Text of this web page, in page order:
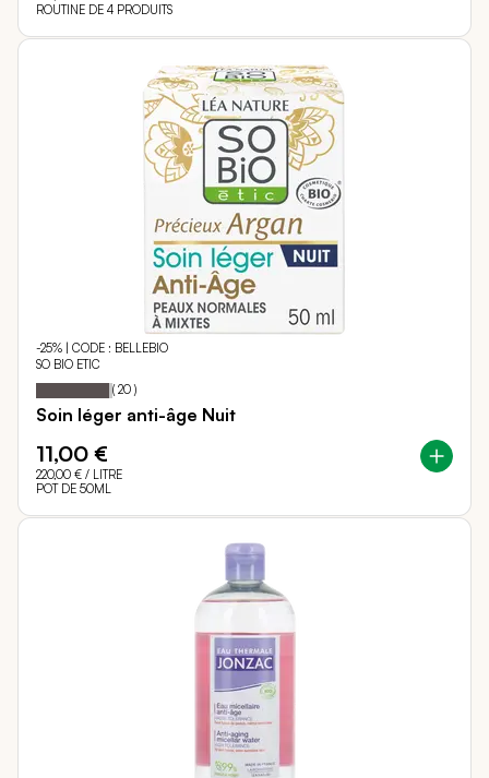
ROUTINE DE 4 PRODUITS
-25% | CODE : BELLEBIO
SO BIO ETIC
Notation: 96
% of
( 20 )
Soin léger anti-âge Nuit
11,00 €
220,00 € / LITRE
POT DE 50ML